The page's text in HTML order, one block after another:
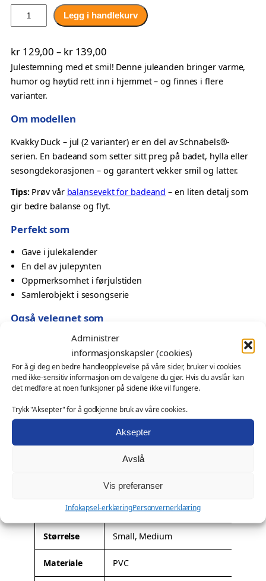
Administrer
informasjonskapsler (cookies)
For å gi deg en bedre handleopplevelse på våre sider, bruker vi cookies
med ikke-sensitiv informasjon om de valgene du gjør. Hvis du avslår kan
det medføre at noen funksjoner på sidene ikke vil fungere.
Trykk "Aksepter" for å godkjenne bruk av våre cookies.
Aksepter
Avslå
Vis preferanser
Infokapsel-erklæringPersonvernerklæring
a
e
a
n
d
u
l
–
K
a
k
k
D
u
c
k
n
Legg i handlekurv
kr129,00 – kr139,00P
r
i
å
e
1
2
,
0
0
t
l
r
1
,
0
Julestemning med et smil! Denne juleanden bringer varme,
humor og høytid rett inn i hjemmet – og finnes i flere
varianter.
Om modellen
Kvakky Duck – jul (2 varianter) er en del av Schnabels®-
serien. En badeand som setter sitt preg på badet, hylla eller
sesongdekorasjonen – og garantert vekker smil og latter.
Tips:Prøv vår balansevekt for badeand – en liten detalj som
gir bedre balanse og flyt.
Perfekt som
Gave i julekalender
En del av julepynten
Oppmerksomhet i førjulstiden
Samlerobjekt i sesongserie
Også velegnet som
profilprodukt for sesongkampanjer og butikkmiljøer
messeartikkel og kampanjeprodukt
kundegave – med eller uten logo
Ønsker du profilering?
Denne modellen kan leveres med firmalogo eller
spesialtilpasning. Les mer om mulighetene her:
ri
b
u
t
e
d
i
I/A
Dimensjoner I/A
Størrelse Small, Medium
Materiale PVC